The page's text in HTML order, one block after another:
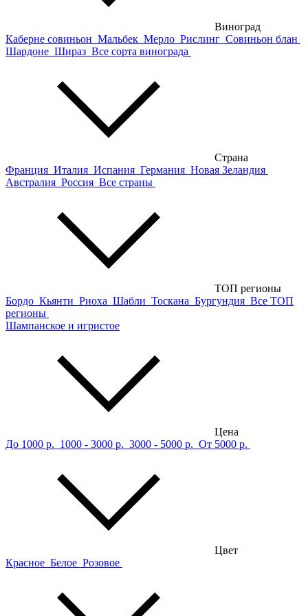
Виноград
Каберне совиньон Мальбек Мерло Рислинг Совиньон блан
Шардоне Шираз Все сорта винограда
Страна
Франция Италия Испания Германия Новая Зеландия
Австралия Россия Все страны
ТОП регионы
Бордо Кьянти Риоха Шабли Тоскана Бургундия Все ТОП
регионы
Шампанское и игристое
Цена
До 1000 р. 1000 - 3000 р. 3000 - 5000 р. От 5000 р.
Цвет
Красное Белое Розовое